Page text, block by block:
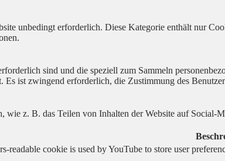
unbedingt erforderlich. Diese Kategorie enthält nur
sind und die speziell zum Sammeln
ist zwingend erforderlich, die Zustimmung des
z. B. das Teilen von Inhalten der Website auf Social-
readable cookie is used by YouTube to store user